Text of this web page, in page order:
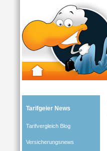
Tarifgeier News
Tarifvergleich Blog
Versicherungsnews